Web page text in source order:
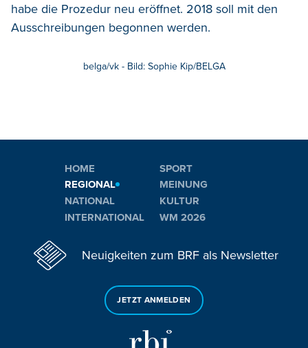
habe die Prozedur neu eröffnet. 2018 soll mit den
Ausschreibungen begonnen werden.
belga/vk - Bild: Sophie Kip/BELGA
HOME
REGIONAL
NATIONAL
INTERNATIONAL
SPORT
MEINUNG
KULTUR
WM 2026
Neuigkeiten zum BRF als Newsletter
JETZT ANMELDEN